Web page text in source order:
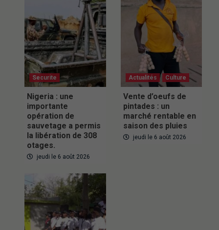
Securite
Nigeria : une
importante
opération de
sauvetage a permis
la libération de 308
otages.
jeudi le 6 août 2026
Actualités Culture
Vente d’oeufs de
pintades : un
marché rentable en
saison des pluies
jeudi le 6 août 2026